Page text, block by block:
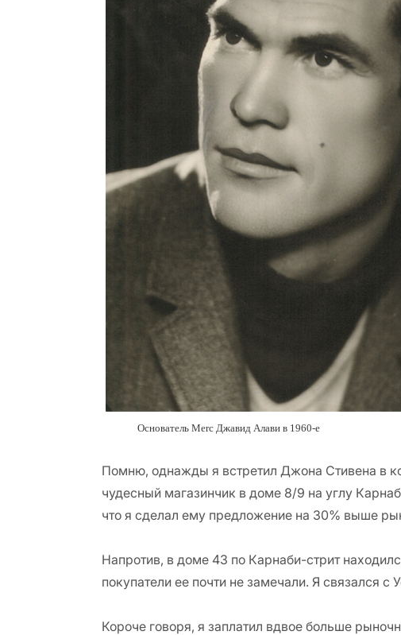
Основатель Merc Джавид Алави в 1960-е
Помню, однажды я встретил Джона Стивена в
чудесный магазинчик в доме 8/9 на углу
что я сделал ему предложение на 30% выше
Напротив, в доме 43 по Карнаби-стрит
покупатели ее почти не замечали. Я связался
Короче говоря, я заплатил вдвое больше